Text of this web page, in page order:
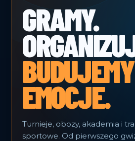
GRAMY.
BUDUJEMY
EMOCJE.
Turnieje, obozy, akademia i
sportowe. Od pierwszego